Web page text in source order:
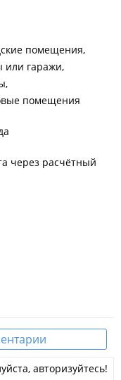
помещения
или гаражи
помещения
через расчётный
авторизуйтесь!